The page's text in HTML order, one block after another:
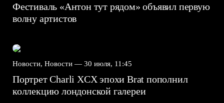
Фестиваль «Антон тут рядом» объявил первую
волну артистов
Новости, Новости — 30 июля, 11:45
Портрет Charli XCX эпохи Brat пополнил
коллекцию лондонской галереи